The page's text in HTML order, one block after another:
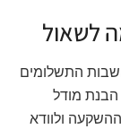
לשאול
התשלומים
הבנת מודל
ולוודא